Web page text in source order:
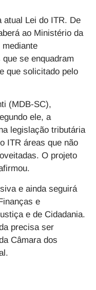
atual Lei do ITR. De
ao Ministério da
se enquadram
que solicitado pelo
(MDB-SC),
ele, a
legislação tributária
ITR áreas que não
O projeto
e ainda seguirá
e
e de Cidadania.
precisa ser
Câmara dos